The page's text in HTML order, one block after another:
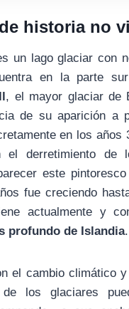
historia no
un lago glaciar con
en la parte
, el mayor glaciar de
de su aparición a
en los años
el derretimiento de
este
fue creciendo
actualmente y
profundo de Islandia.
el cambio climático
de los glaciares